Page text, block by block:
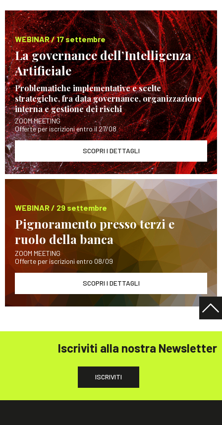
WEBINAR / 17 settembre
La governance dell’Intelligenza
Artificiale
Problematiche implementative e scelte
strategiche, fra data governance, organizzazione
interna e gestione dei rischi
ZOOM MEETING
Offerte per iscrizioni entro il 27/08
SCOPRI I DETTAGLI
WEBINAR / 29 settembre
Pignoramento presso terzi e
ruolo della banca
ZOOM MEETING
Offerte per iscrizioni entro 08/09
SCOPRI I DETTAGLI
Iscriviti alla nostra Newsletter
ISCRIVITI